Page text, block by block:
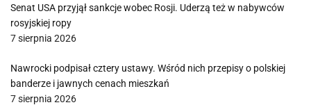
Senat USA przyjął sankcje wobec Rosji. Uderzą też w nabywców
rosyjskiej ropy
7 sierpnia 2026
Nawrocki podpisał cztery ustawy. Wśród nich przepisy o polskiej
banderze i jawnych cenach mieszkań
7 sierpnia 2026